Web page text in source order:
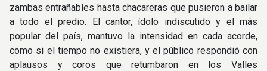
zambas entrañables hasta chacareras que pusieron a bailar
a todo el predio. El cantor, ídolo indiscutido y el más
popular del país, mantuvo la intensidad en cada acorde,
como si el tiempo no existiera, y el público respondió con
aplausos y coros que retumbaron en los Valles